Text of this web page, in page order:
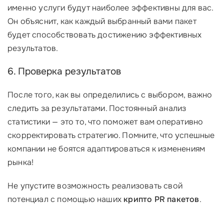
именно услуги будут наиболее эффективны для вас.
Он объяснит, как каждый выбранный вами пакет
будет способствовать достижению эффективных
результатов.
6. Проверка результатов
После того, как вы определились с выбором, важно
следить за результатами. Постоянный анализ
статистики — это то, что поможет вам оперативно
скорректировать стратегию. Помните, что успешные
компании не боятся адаптироваться к изменениям
рынка!
Не упустите возможность реализовать свой
потенциал с помощью наших крипто PR пакетов.